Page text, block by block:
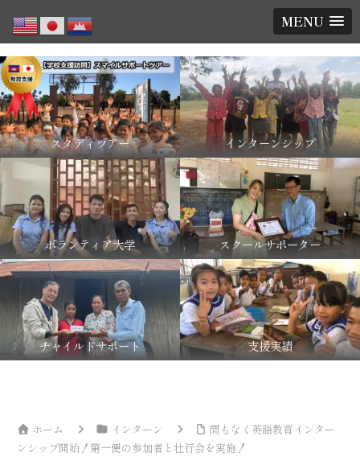
MENU
スタディツアー インターンシップ
ボランティア大学 スクールサポーター
チャイルドサポート 支援実績
ホーム インターン
間もなく英語教育インター
ンシップ開始！第一便の参加者と壮行会を実施！